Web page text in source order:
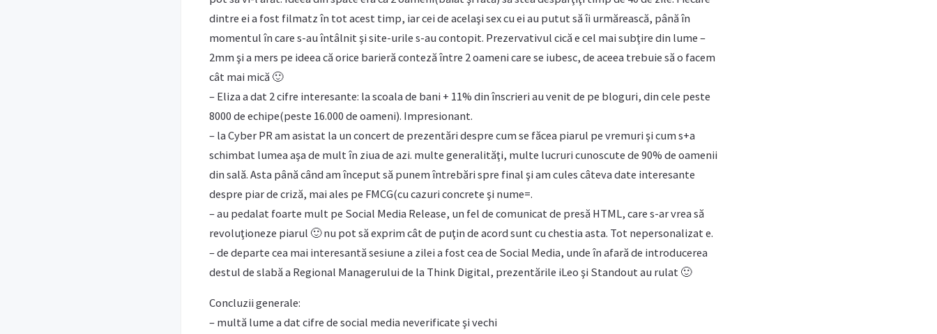
dintre ei a fost filmatz în tot acest timp, iar cei de acelaşi sex cu ei au putut să îi urmărească, până în
momentul în care s-au întâlnit şi site-urile s-au contopit. Prezervativul cică e cel mai subţire din lume –
2mm şi a mers pe ideea că orice barieră conteză între 2 oameni care se iubesc, de aceea trebuie să o facem
cât mai mică 🙂
– Eliza a dat 2 cifre interesante: la scoala de bani + 11% din înscrieri au venit de pe bloguri, din cele peste
8000 de echipe(peste 16.000 de oameni). Impresionant.
– la Cyber PR am asistat la un concert de prezentări despre cum se făcea piarul pe vremuri şi cum s+a
schimbat lumea aşa de mult în ziua de azi. multe generalităţi, multe lucruri cunoscute de 90% de oamenii
din sală. Asta până când am început să punem întrebări spre final şi am cules câteva date interesante
despre piar de criză, mai ales pe FMCG(cu cazuri concrete şi nume=.
– au pedalat foarte mult pe Social Media Release, un fel de comunicat de presă HTML, care s-ar vrea să
revoluţioneze piarul 🙂 nu pot să exprim cât de puţin de acord sunt cu chestia asta. Tot nepersonalizat e.
– de departe cea mai interesantă sesiune a zilei a fost cea de Social Media, unde în afară de introducerea
destul de slabă a Regional Managerului de la Think Digital, prezentările iLeo şi Standout au rulat 🙂
Concluzii generale:
– multă lume a dat cifre de social media neverificate şi vechi